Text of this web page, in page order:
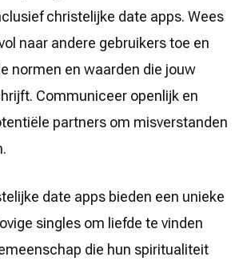
christelijke date apps. Wees
naar andere gebruikers toe en
normen en waarden die jouw
Communiceer openlijk en
partners om misverstanden
date apps bieden een unieke
singles om liefde te vinden
die hun spiritualiteit